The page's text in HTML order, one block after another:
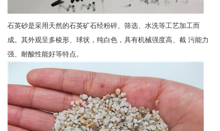
石英砂是采用天然的石英矿石经粉碎、筛选、水洗等工艺加工而
成。其外观呈多棱形、球状，纯白色，具有机械强度高、截 污能力
强、耐酸性能好等特点。